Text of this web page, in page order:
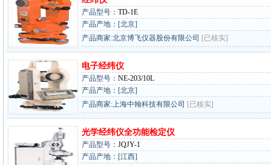
产品型号： TD-1E
产品产地：[北京]
产品商家:北京博飞仪器股份有限公司 [已核实]
电子经纬仪
产品型号： NE-203/10L
产品产地：[北京]
产品商家:上海中翰科技有限公司 [已核实]
光学经纬仪全功能检定仪
产品型号： JQJY-1
产品产地：[江西]